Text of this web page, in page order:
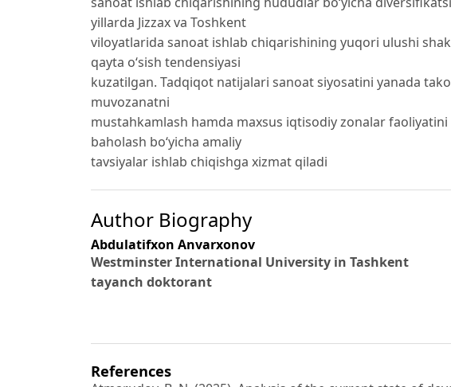
yillarda Jizzax va Toshkent
viloyatlarida sanoat ishlab chiqarishining yuqori ulushi
qayta oʻsish tendensiyasi
kuzatilgan. Tadqiqot natijalari sanoat siyosatini yanada
muvozanatni
mustahkamlash hamda maxsus iqtisodiy zonalar
baholash boʻyicha amaliy
tavsiyalar ishlab chiqishga xizmat qiladi
Author Biography
Abdulatifxon Anvarxonov
Westminster International University in Tashkent
tayanch doktorant
References